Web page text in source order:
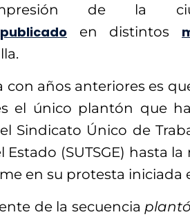
de la
en distintos
con años anteriores es
el único plantón que
Sindicato Único de
Estado (SUTSGE) hasta
en su protesta iniciada
de la secuencia